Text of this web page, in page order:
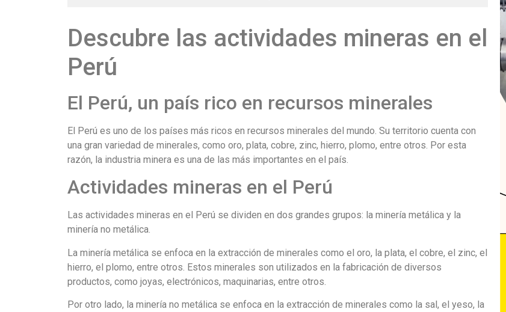
Descubre las actividades mineras en el
Perú
El Perú, un país rico en recursos minerales
El Perú es uno de los países más ricos en recursos minerales del mundo. Su territorio cuenta con
una gran variedad de minerales, como oro, plata, cobre, zinc, hierro, plomo, entre otros. Por esta
razón, la industria minera es una de las más importantes en el país.
Actividades mineras en el Perú
Las actividades mineras en el Perú se dividen en dos grandes grupos: la minería metálica y la
minería no metálica.
La minería metálica se enfoca en la extracción de minerales como el oro, la plata, el cobre, el zinc, el
hierro, el plomo, entre otros. Estos minerales son utilizados en la fabricación de diversos
productos, como joyas, electrónicos, maquinarias, entre otros.
Por otro lado, la minería no metálica se enfoca en la extracción de minerales como la sal, el yeso, la